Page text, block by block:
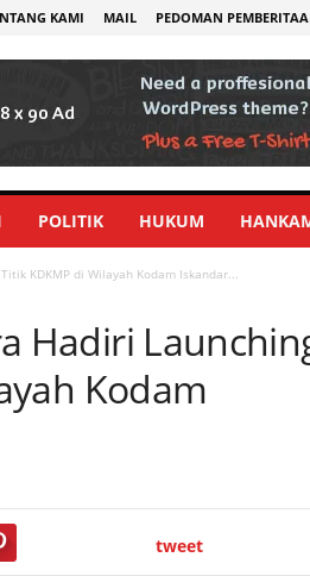
KAMI MAIL PEDOMAN
POLITIK HUKUM
KDKMP di Wilayah Kodam Iskandar...
Hadiri
Kodam
tweet